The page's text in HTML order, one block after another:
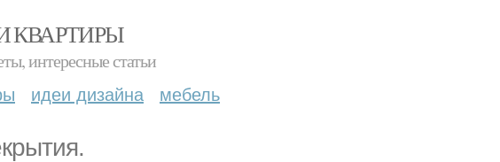
КВАРТИРЫ
интересные статьи
идеи дизайна мебель